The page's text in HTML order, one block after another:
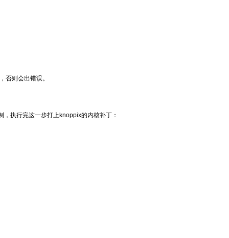
否则会出错误。
执行完这一步打上knoppix的内核补丁：